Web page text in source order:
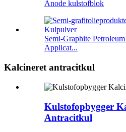
Anode kulstofblok
Semi-Graphite
Applicat...
Kalcineret antracitkul
Kulstofopbygger
Antracitkul